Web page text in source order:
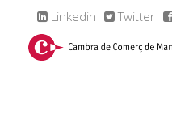
Linkedin Twitter